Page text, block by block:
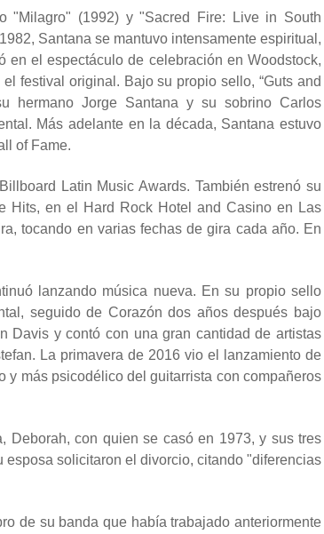
"Milagro" (1992) y "Sacred Fire: Live in South
Santana se mantuvo intensamente espiritual,
en el espectáculo de celebración en Woodstock,
festival original. Bajo su propio sello, “Guts and
hermano Jorge Santana y su sobrino Carlos
Más adelante en la década, Santana estuvo
of Fame.
Latin Music Awards. También estrenó su
Hits, en el Hard Rock Hotel and Casino en Las
tocando en varias fechas de gira cada año. En
lanzando música nueva. En su propio sello
seguido de Corazón dos años después bajo
Davis y contó con una gran cantidad de artistas
La primavera de 2016 vio el lanzamiento de
y más psicodélico del guitarrista con compañeros
Deborah, con quien se casó en 1973, y sus tres
solicitaron el divorcio, citando "diferencias
de su banda que había trabajado anteriormente